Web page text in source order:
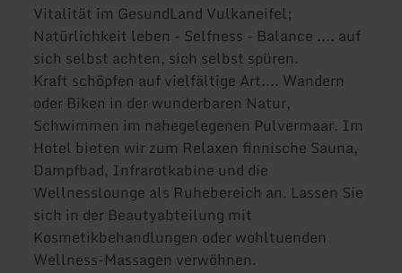
Vitalität im GesundLand Vulkaneifel;
Natürlichkeit leben - Selfness - Balance .... auf
sich selbst achten, sich selbst spüren.
Kraft schöpfen auf vielfältige Art.... Wandern
oder Biken in der wunderbaren Natur,
Schwimmen im nahegelegenen Pulvermaar. Im
Hotel bieten wir zum Relaxen finnische Sauna,
Dampfbad, Infrarotkabine und die
Wellnesslounge als Ruhebereich an. Lassen Sie
sich in der Beautyabteilung mit
Kosmetikbehandlungen oder wohltuenden
Wellness-Massagen verwöhnen.